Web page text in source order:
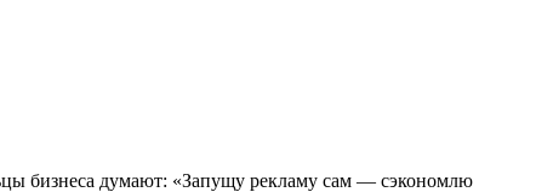
бизнеса думают: «Запущу рекламу сам — сэкономлю